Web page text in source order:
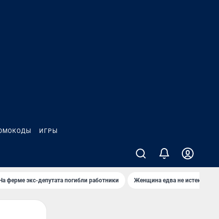
ИГРЫ
ферме экс-депутата погибли работники Женщина едва не истекла